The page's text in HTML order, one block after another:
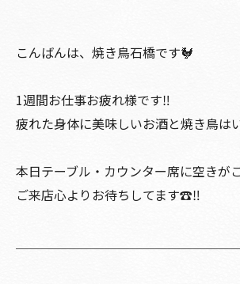
こんばんは、焼き鳥石橋です🐓
1週間お仕事お疲れ様です‼️
疲れた身体に美味しいお酒と焼き鳥は
本日テーブル・カウンター席に空きが
ご来店心よりお待ちしてます☎️‼️